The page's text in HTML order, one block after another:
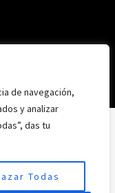
de navegación,
y analizar
das tu
Todas